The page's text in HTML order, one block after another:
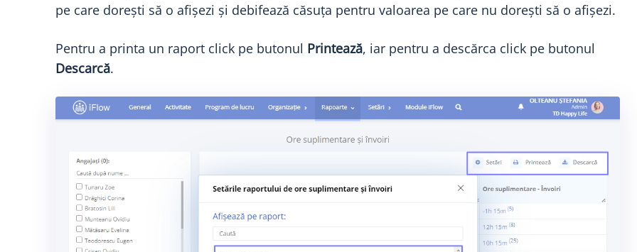
pe care dorești să o afișezi și debifează căsuța pentru valoarea pe care nu dorești să o afișezi.
Pentru a printa un raport click pe butonul Printează, iar pentru a descărca click pe butonul
Descarcă.